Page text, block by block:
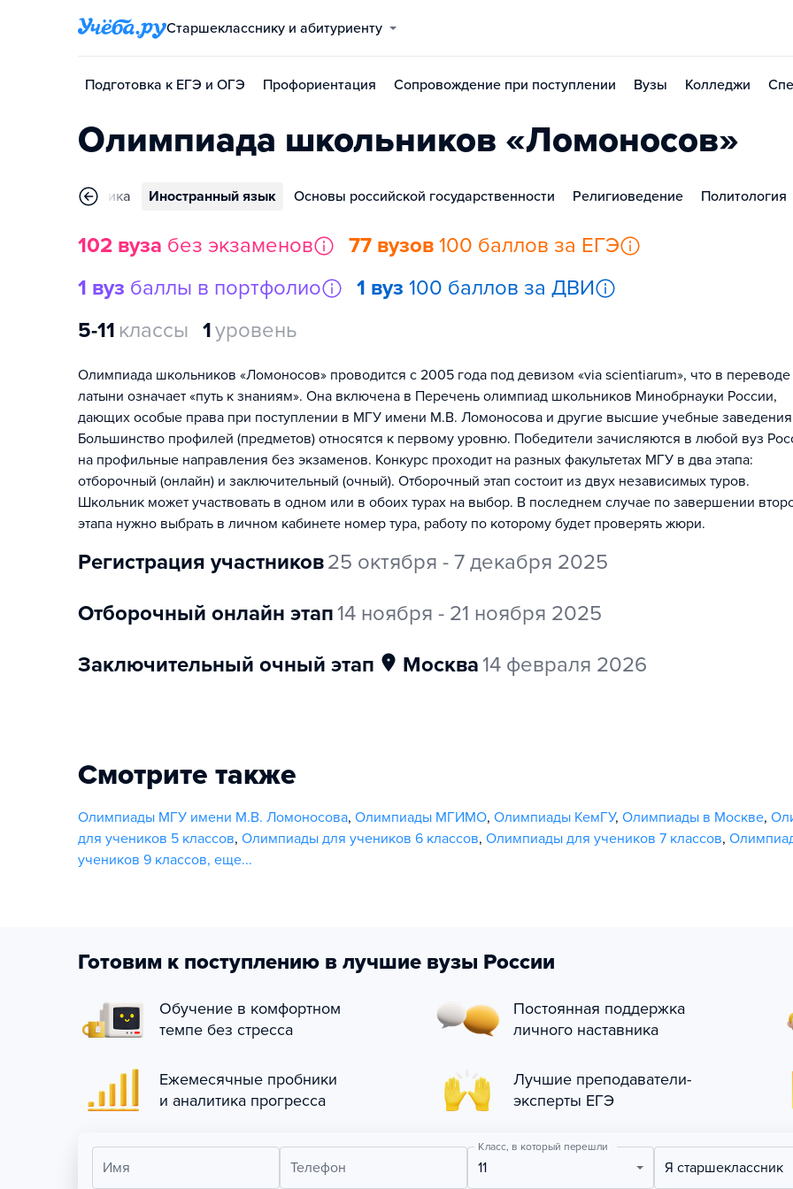
Старшекласснику и абитуриенту
Подготовка к ЕГЭ и ОГЭ Профориентация Сопровождение при поступлении Вузы Колледжи
Олимпиада школьников «Ломоносов»
Математика Иностранный язык Основы российской государственности Религиоведение Политология
102 вуза без экзаменов 77 вузов 100 баллов за ЕГЭ
1 вуз баллы в портфолио 1 вуз 100 баллов за ДВИ
5-11 классы 1уровень
Олимпиада школьников «Ломоносов» проводится с 2005 года под девизом «via scientiarum», что в переводе
латыни означает «путь к знаниям». Она включена в Перечень олимпиад школьников Минобрнауки России,
дающих особые права при поступлении в МГУ имени М.В. Ломоносова и другие высшие учебные
Большинство профилей (предметов) относятся к первому уровню. Победители зачисляются в любой вуз
на профильные направления без экзаменов. Конкурс проходит на разных факультетах МГУ в два этапа:
отборочный (онлайн) и заключительный (очный). Отборочный этап состоит из двух независимых туров.
Школьник может участвовать в одном или в обоих турах на выбор. В последнем случае по завершении
этапа нужно выбрать в личном кабинете номер тура, работу по которому будет проверять жюри.
регистрация участников25 октября - 7 декабря 2025
отборочный онлайн этап 14 ноября - 21 ноября 2025
заключительный очный этап
Москва 14 февраля 2026
Смотрите также
Олимпиады МГУ имени М.В. Ломоносова, Олимпиады МГИМО, Олимпиады КемГУ, Олимпиады в Москве,
для учеников 5 классов, Олимпиады для учеников 6 классов, Олимпиады для учеников 7 классов,
учеников 9 классов, еще...
Готовим к поступлению в лучшие вузы России
Обучение в комфортном
темпе без стресса
Постоянная поддержка
личного наставника
Ежемесячные пробники
и аналитика прогресса
Лучшие преподаватели-
эксперты ЕГЭ
Имя Телефон
Класс, в который перешли
11 Я старшеклассник